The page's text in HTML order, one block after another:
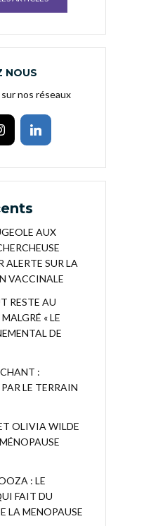
NOUS
nos réseaux
AUX
ALERTE SUR LA
VACCINALE
RESTE AU
« LE
DE
:
LE TERRAIN
OLIVIA WILDE
: LE
FAIT DU
LA MENOPAUSE